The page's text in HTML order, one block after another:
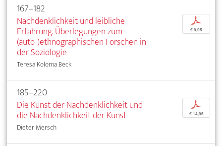
167–182
Nachdenklichkeit und leibliche
Erfahrung. Überlegungen zum
(auto-)ethnographischen Forschen in
der Soziologie
Teresa Koloma Beck
p
€ 9,95
185–220
Die Kunst der Nachdenklichkeit und
die Nachdenklichkeit der Kunst
Dieter Mersch
p
€ 14,95